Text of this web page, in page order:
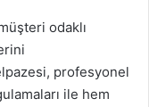
odaklı
profesyonel
ile hem